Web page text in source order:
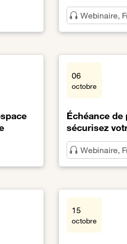
Webinaire,
Lien vers L'IA
espace de travail souverain
Échéance
sécurisez
06
octobre
Webinaire,
Lien vers
15
octobre